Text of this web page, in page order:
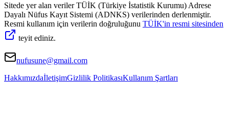
Sitede yer alan veriler TÜİK (Türkiye İstatistik Kurumu) Adrese
Dayalı Nüfus Kayıt Sistemi (ADNKS) verilerinden derlenmiştir.
Resmi kullanım için verilerin doğruluğunu TÜİK'in resmi sitesinden
teyit ediniz.
nufusune@gmail.com
HakkımızdaİletişimGizlilik PolitikasıKullanım Şartları